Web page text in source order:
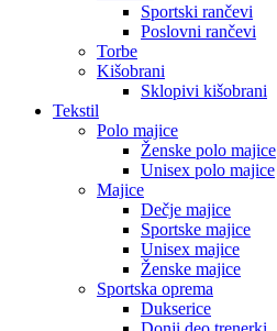
Sportski rančevi
Poslovni rančevi
Torbe
Kišobrani
Sklopivi kišobrani
Tekstil
Polo majice
Ženske polo majice
Unisex polo majice
Majice
Dečje majice
Sportske majice
Unisex majice
Ženske majice
Sportska oprema
Dukserice